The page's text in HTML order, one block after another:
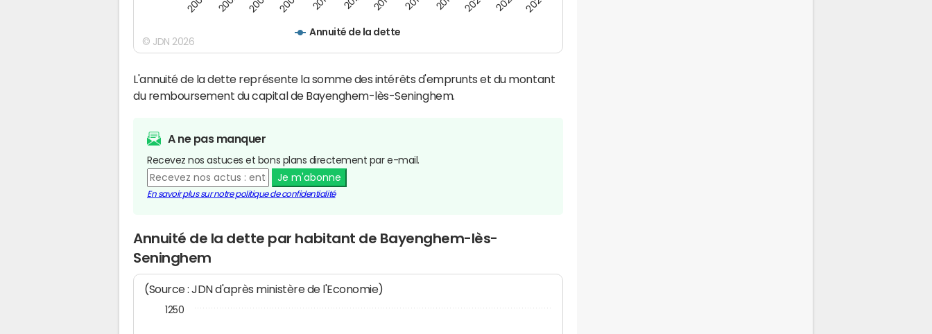
Annuité de la dette
© JDN 2026
L'annuité de la dette représente la somme des intérêts d'emprunts et du montant
du remboursement du capital de Bayenghem-lès-Seninghem.
A ne pas manquer
Recevez nos astuces et bons plans directement par e-mail.
Je m'abonne
En savoir plus sur notre politique de confidentialité
Annuité de la dette par habitant de Bayenghem-lès-
Seninghem
(Source : JDN d'après ministère de l'Economie)
1250